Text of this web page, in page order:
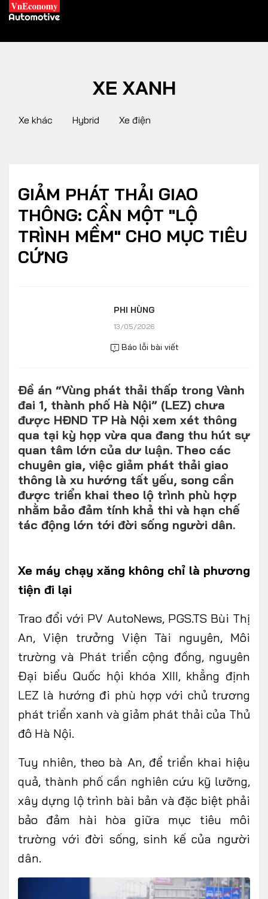
XE XANH
Xe điện
THỊ TRƯỜNG XE
Chính sách
DOANH NGHIỆP
Album ảnh
Video
TRA CỨU XE
HÃNG XE MODEL
DÒNG XE
FOLLOW US
Facebook Youtube
CONTACT US
0972271616
ngocvu.vneconomy@gmail.com
XE XANH
Xe khác Hybrid Xe điện
GIẢM PHÁT THẢI GIAO
THÔNG: CẦN MỘT "LỘ
TRÌNH MỀM" CHO MỤC TIÊU
CỨNG
PHI HÙNG
13/05/2026
Báo lỗi bài viết
Đề án “Vùng phát thải thấp trong Vành
đai 1, thành phố Hà Nội” (LEZ) chưa
được HĐND TP Hà Nội xem xét thông
qua tại kỳ họp vừa qua đang thu hút sự
quan tâm lớn của dư luận. Theo các
chuyên gia, việc giảm phát thải giao
thông là xu hướng tất yếu, song cần
được triển khai theo lộ trình phù hợp
nhằm bảo đảm tính khả thi và hạn chế
tác động lớn tới đời sống người dân.
Xe máy chạy xăng không chỉ là phương
tiện đi lại
Trao đổi với PV AutoNews, PGS.TS Bùi Thị
An, Viện trưởng Viện Tài nguyên, Môi
trường và Phát triển cộng đồng, nguyên
Đại biểu Quốc hội khóa XIII, khẳng định
LEZ là hướng đi phù hợp với chủ trương
phát triển xanh và giảm phát thải của Thủ
đô Hà Nội.
Tuy nhiên, theo bà An, để triển khai hiệu
quả, thành phố cần nghiên cứu kỹ lưỡng,
xây dựng lộ trình bài bản và đặc biệt phải
bảo đảm hài hòa giữa mục tiêu môi
trường với đời sống, sinh kế của người
dân.